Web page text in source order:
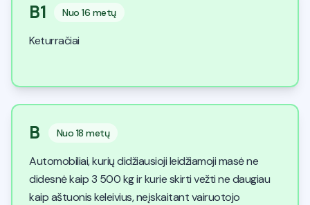
B1 Nuo 16 metų
Keturračiai
B Nuo 18 metų
Automobiliai, kurių didžiausioji leidžiamoji masė ne
didesnė kaip 3 500 kg ir kurie skirti vežti ne daugiau
kaip aštuonis keleivius, neįskaitant vairuotojo